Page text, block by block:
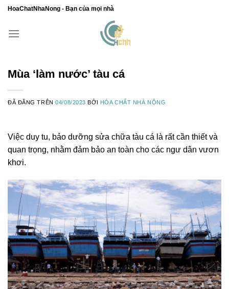
Chuyển
nội
HoaChatNhaNong - Bạn của mọi nhà
Mùa ‘làm nước’ tàu cá
ĐÃ ĐĂNG TRÊN04/08/2023 BỞI HÓA CHẤT NHÀ NÔNG
Việc duy tu, bảo dưỡng sửa chữa tàu cá là rất cần thiết và
quan trọng, nhằm đảm bảo an toàn cho các ngư dân vươn
khơi.